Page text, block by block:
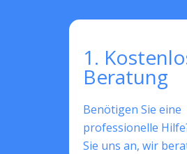
1.
Beratung
Benötigen Sie eine
professionelle
Sie uns an, wir